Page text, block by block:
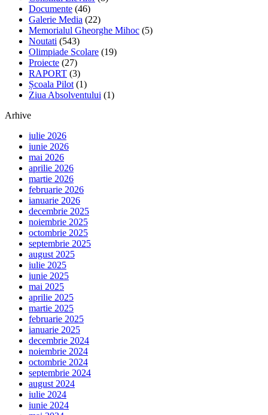
Documente (46)
Galerie Media (22)
Memorialul Gheorghe Mihoc (5)
Noutati (543)
Olimpiade Scolare (19)
Proiecte (27)
RAPORT (3)
Școala Pilot (1)
Ziua Absolventului (1)
Arhive
iulie 2026
iunie 2026
mai 2026
aprilie 2026
martie 2026
februarie 2026
ianuarie 2026
decembrie 2025
noiembrie 2025
octombrie 2025
septembrie 2025
august 2025
iulie 2025
iunie 2025
mai 2025
aprilie 2025
martie 2025
februarie 2025
ianuarie 2025
decembrie 2024
noiembrie 2024
octombrie 2024
septembrie 2024
august 2024
iulie 2024
iunie 2024